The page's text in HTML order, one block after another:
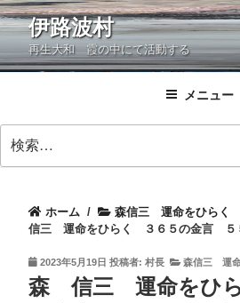
コ
ン
ン
ス
伊路波村
再生大和 霞の中にて活動する
メニュー
索:
ホーム / 森信三 運命をひらく
信三 運命をひらく ３６５の金言 ５
投
稿
日:
2023年5月19日 投稿者: 村長 森信三 運
森 信三 運命をひ